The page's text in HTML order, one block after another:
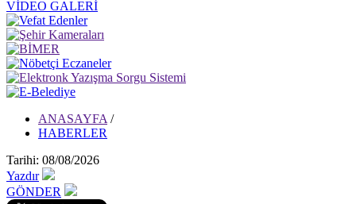
VİDEO GALERİ
ANASAYFA /
HABERLER
Tarihi: 08/08/2026
Yazdır
GÖNDER